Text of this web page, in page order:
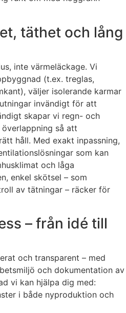
täthet och lång
inte värmeläckage. Vi
(t.ex. treglas,
väljer isolerande karmar
invändigt för att
skapar vi regn- och
så att
håll. Med exakt inpassning,
som kan
och låga
enkel skötsel – som
av tätningar – räcker för
– från idé till
och transparent – med
och dokumentation av
vi kan hjälpa dig med:
i både nyproduktion och